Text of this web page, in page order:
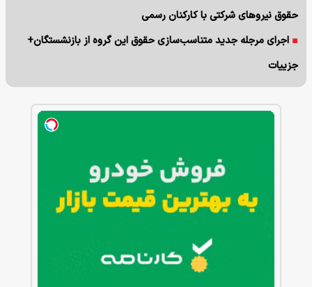
حقوق نیروهای شرکتی با کارکنان رسمی
اجرای مرجله جدید متناسب‌سازی حقوق این گروه از بازنشستگان+
جزییات